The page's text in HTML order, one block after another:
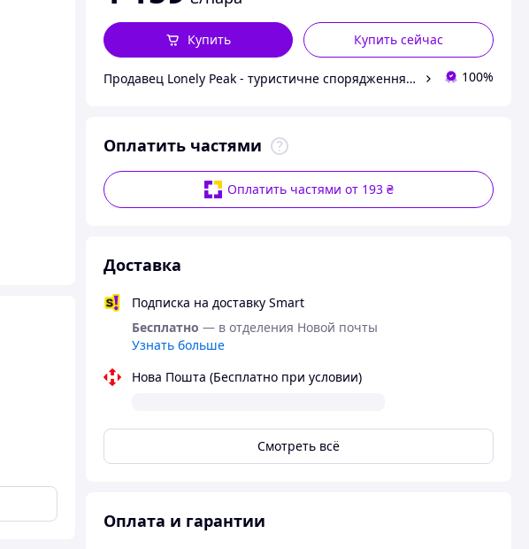
Купить сейчас
Купить
Продавец Lonely Peak - туристичне спорядження та одяг 100%
Оплатить частями
Оплатить частями от 193 ₴
Доставка
Подписка на доставку Smart
Бесплатно — в отделения Новой почты
Узнать больше
Нова Пошта (Бесплатно при условии)
Смотреть всё
Оплата и гарантии